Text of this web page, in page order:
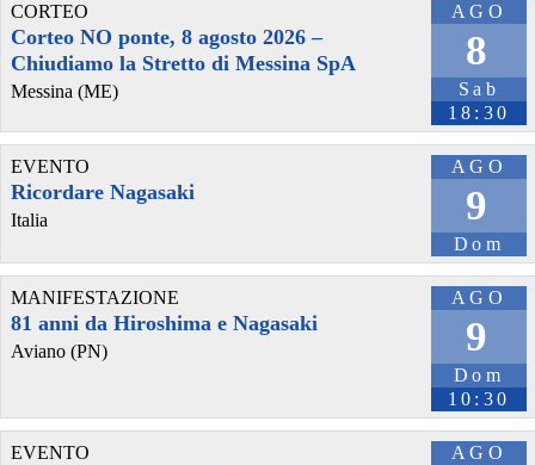
AGO
8
Sab
18:30
CORTEO
Corteo NO ponte, 8 agosto 2026 –
Chiudiamo la Stretto di Messina SpA
Messina (ME)
AGO
9
Dom
EVENTO
Ricordare Nagasaki
Italia
AGO
9
Dom
10:30
MANIFESTAZIONE
81 anni da Hiroshima e Nagasaki
Aviano (PN)
AGO
EVENTO